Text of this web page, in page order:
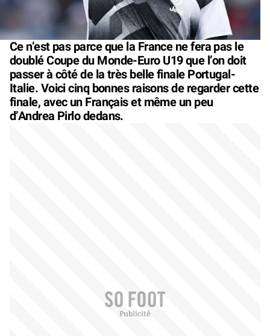
Ce n’est pas parce que la France ne fera pas le
doublé Coupe du Monde-Euro U19 que l’on doit
passer à côté de la très belle finale Portugal-
Italie. Voici cinq bonnes raisons de regarder cette
finale, avec un Français et même un peu
d’Andrea Pirlo dedans.